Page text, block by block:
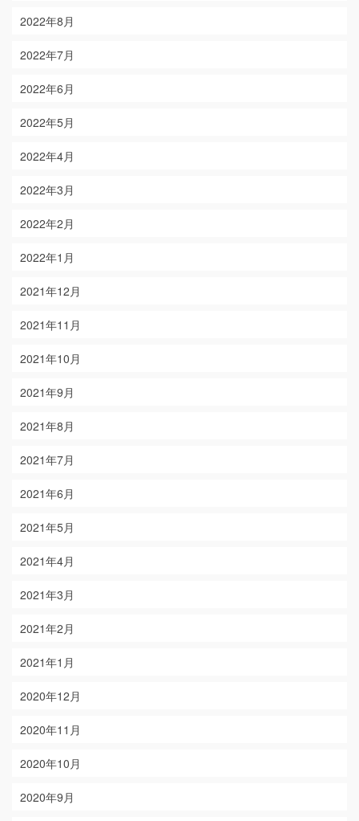
2022年8月
2022年7月
2022年6月
2022年5月
2022年4月
2022年3月
2022年2月
2022年1月
2021年12月
2021年11月
2021年10月
2021年9月
2021年8月
2021年7月
2021年6月
2021年5月
2021年4月
2021年3月
2021年2月
2021年1月
2020年12月
2020年11月
2020年10月
2020年9月